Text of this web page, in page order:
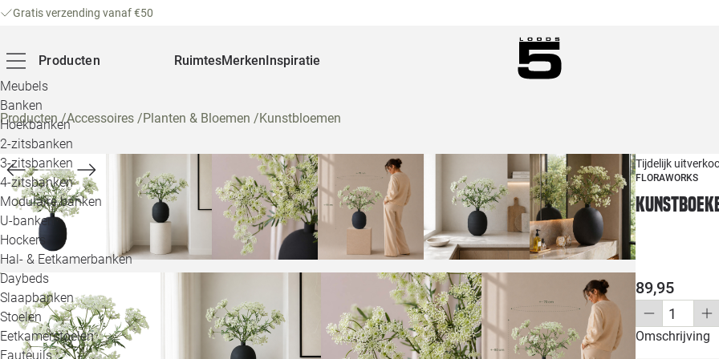
Gratis verzending vanaf €50
Producten
Meubels
Banken
Hoekbanken
2-zitsbanken
3-zitsbanken
4-zitsbanken
Modulaire banken
U-banken
Hockers
Hal- & Eetkamerbanken
Daybeds
Slaapbanken
Stoelen
Eetkamerstoelen
Fauteuils
RuimtesMerkenInspiratie
Producten/Accessoires /Planten & Bloemen /Kunstbloemen
Tijdelijk
FLORAWORKS
89,95
Omschrijving